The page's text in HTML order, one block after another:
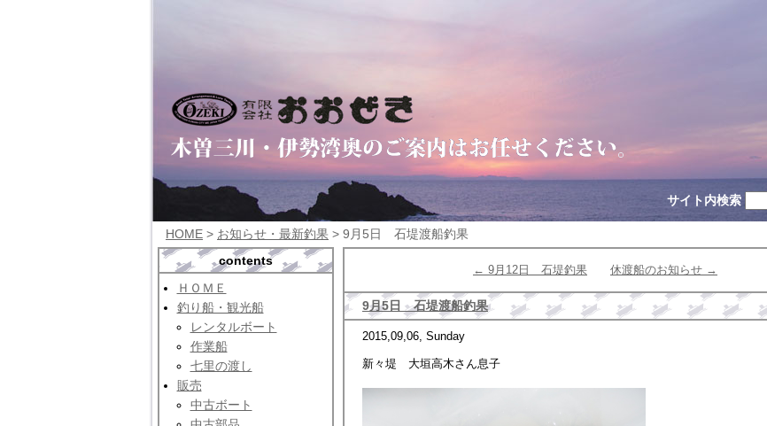
サイト内検索
HOME > お知らせ・最新釣果 > 9月5日 石堤渡船釣果
contents
ＨＯＭＥ
釣り船・観光船
レンタルボート
作業船
七里の渡し
販売
中古ボート
← 9月12日 石堤釣果 休渡船のお知らせ →
9月5日 石堤渡船釣果
2015,09,06, Sunday
新々堤 大垣高木さん息子